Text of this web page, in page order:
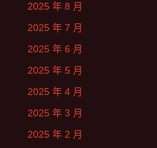
2025 年 8 月
2025 年 7 月
2025 年 6 月
2025 年 5 月
2025 年 4 月
2025 年 3 月
2025 年 2 月